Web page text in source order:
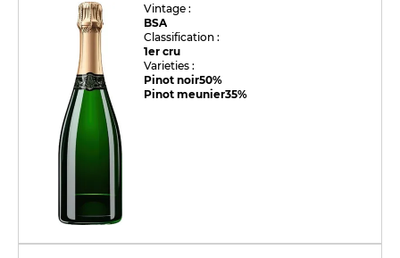
Vintage :
BSA
Classification :
1er cru
Varieties :
Pinot noir50%
Pinot meunier35%